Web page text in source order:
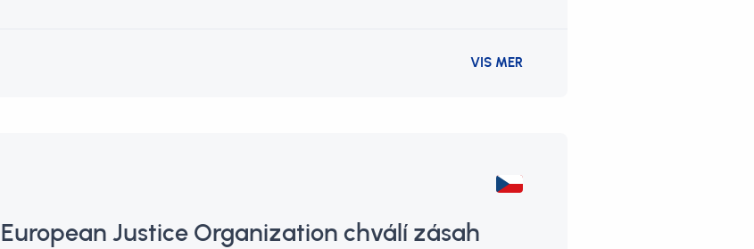
VIS MER
European Justice Organization chválí zásah